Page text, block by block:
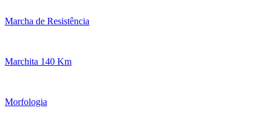
Marcha de Resistência
Marchita 140 Km
Morfologia